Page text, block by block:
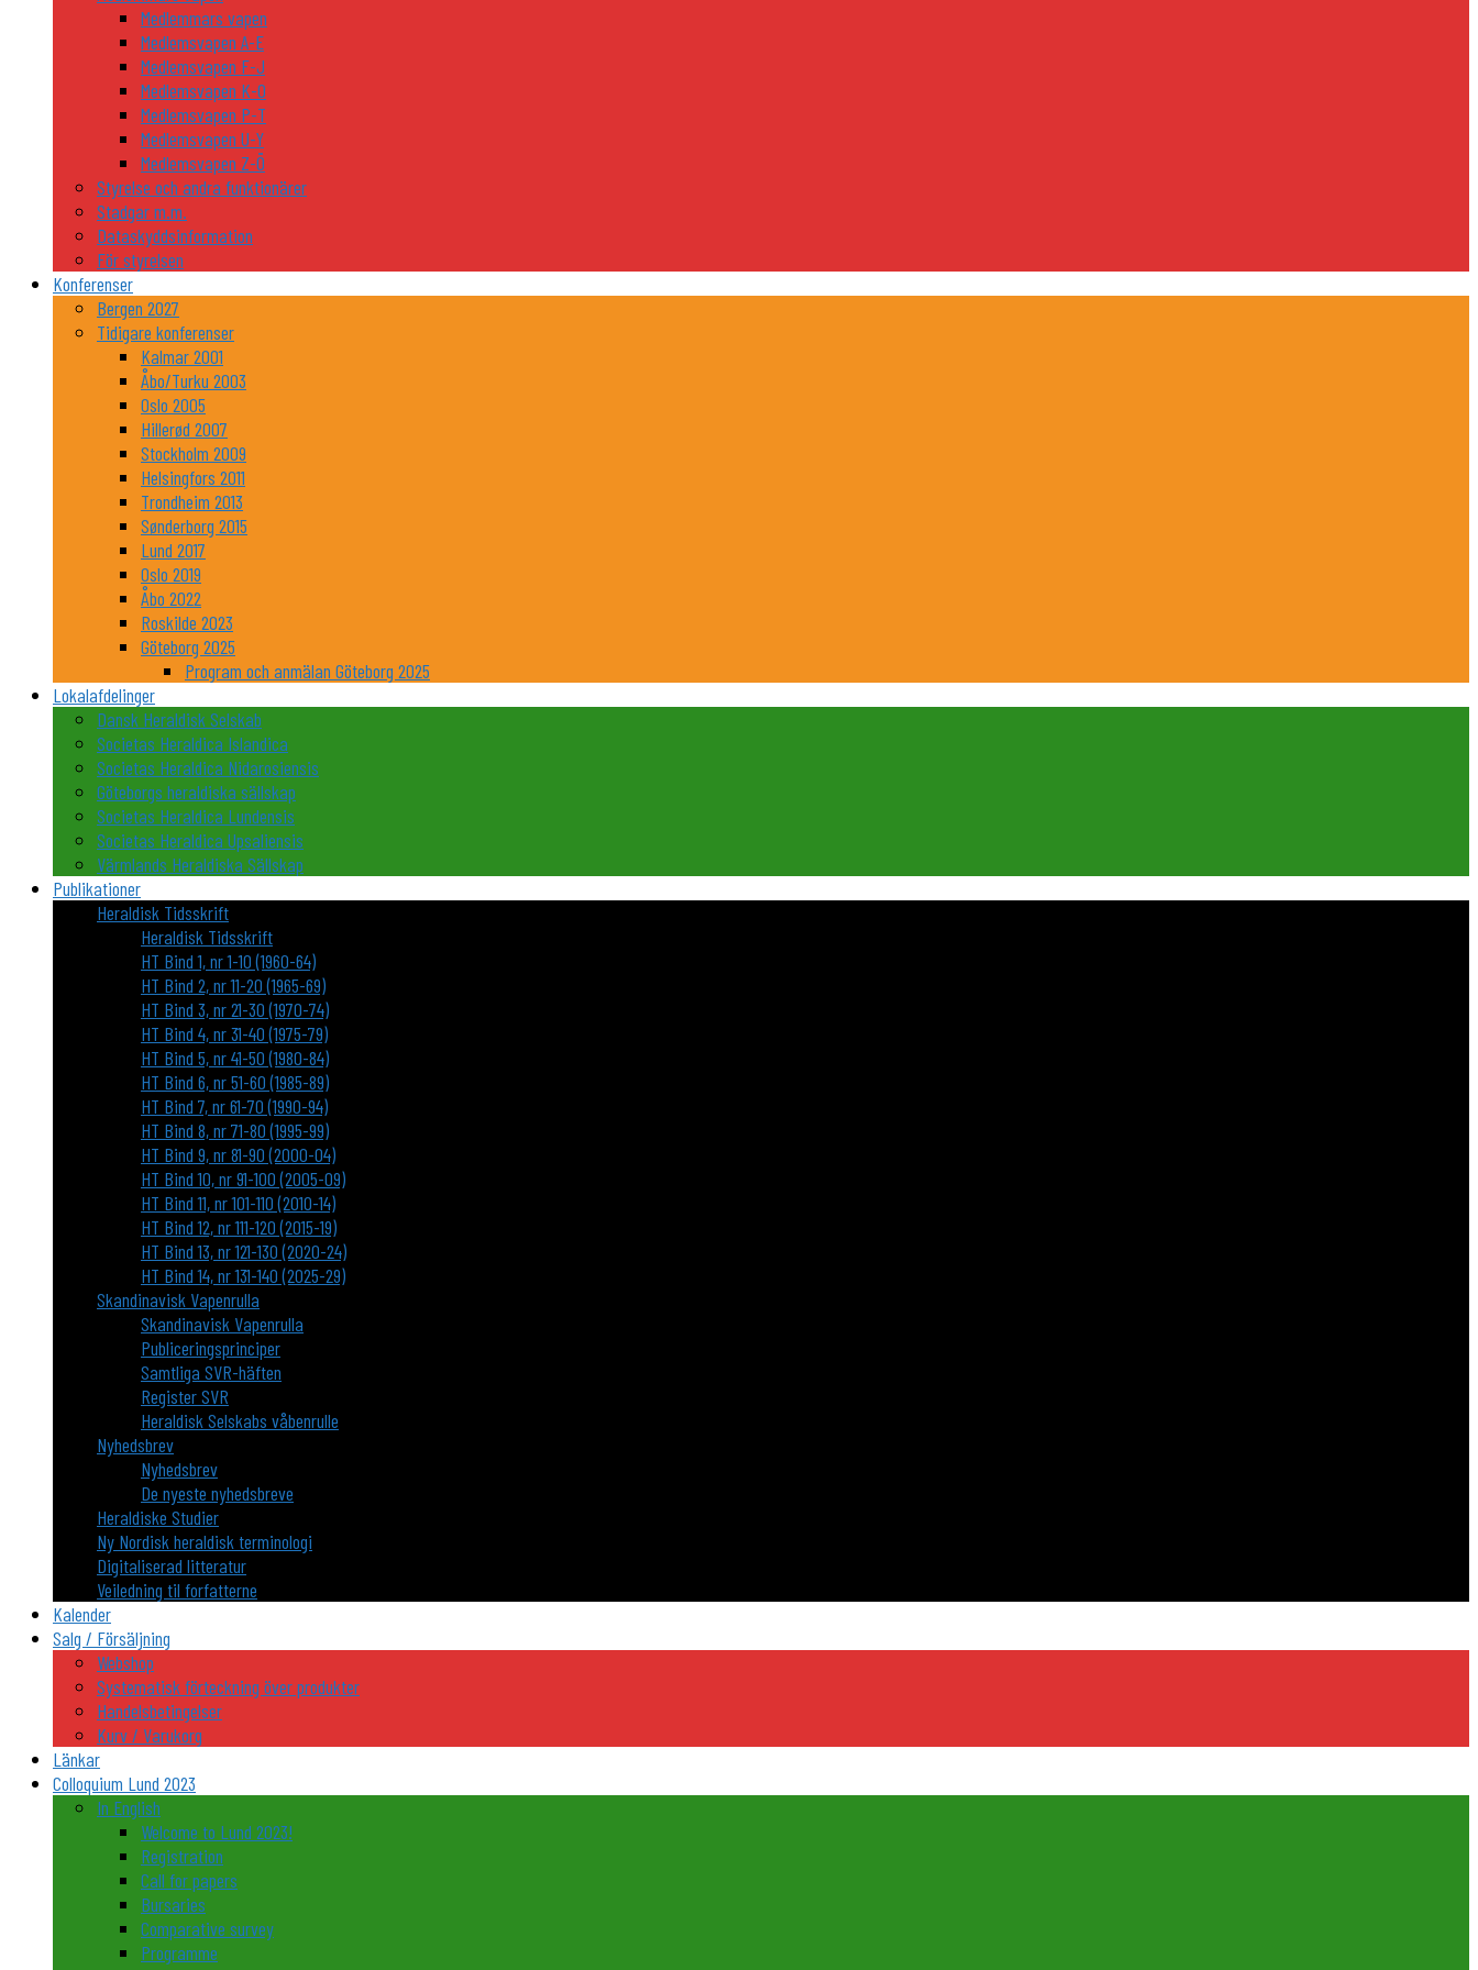
Medlemmars vapen
Medlemsvapen A-E
Medlemsvapen F-J
Medlemsvapen K-O
Medlemsvapen P-T
Medlemsvapen U-Y
Medlemsvapen Z-Ö
Styrelse och andra funktionärer
Stadgar m.m.
Dataskyddsinformation
För styrelsen
Konferenser
Bergen 2027
Tidigare konferenser
Kalmar 2001
Åbo/Turku 2003
Oslo 2005
Hillerød 2007
Stockholm 2009
Helsingfors 2011
Trondheim 2013
Sønderborg 2015
Lund 2017
Oslo 2019
Åbo 2022
Roskilde 2023
Göteborg 2025
Program och anmälan Göteborg 2025
Lokalafdelinger
Dansk Heraldisk Selskab
Societas Heraldica Islandica
Societas Heraldica Nidarosiensis
Göteborgs heraldiska sällskap
Societas Heraldica Lundensis
Societas Heraldica Upsaliensis
Värmlands Heraldiska Sällskap
Publikationer
Heraldisk Tidsskrift
Heraldisk Tidsskrift
HT Bind 1, nr 1-10 (1960-64)
HT Bind 2, nr 11-20 (1965-69)
HT Bind 3, nr 21-30 (1970-74)
HT Bind 4, nr 31-40 (1975-79)
HT Bind 5, nr 41-50 (1980-84)
HT Bind 6, nr 51-60 (1985-89)
HT Bind 7, nr 61-70 (1990-94)
HT Bind 8, nr 71-80 (1995-99)
HT Bind 9, nr 81-90 (2000-04)
HT Bind 10, nr 91-100 (2005-09)
HT Bind 11, nr 101-110 (2010-14)
HT Bind 12, nr 111-120 (2015-19)
HT Bind 13, nr 121-130 (2020-24)
HT Bind 14, nr 131-140 (2025-29)
Skandinavisk Vapenrulla
Skandinavisk Vapenrulla
Publiceringsprinciper
Samtliga SVR-häften
Register SVR
Heraldisk Selskabs våbenrulle
Nyhedsbrev
Nyhedsbrev
De nyeste nyhedsbreve
Heraldiske Studier
Ny Nordisk heraldisk terminologi
Digitaliserad litteratur
Veiledning til forfatterne
Kalender
Salg / Försäljning
Webshop
Systematisk förteckning över produkter
Handelsbetingelser
Kurv / Varukorg
Länkar
Colloquium Lund 2023
In English
Welcome to Lund 2023!
Registration
Call for papers
Bursaries
Comparative survey
Programme